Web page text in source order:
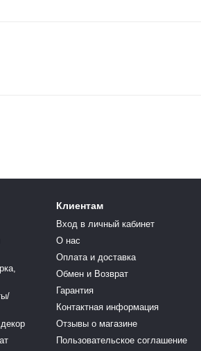
Клиентам
Вход в личный кабинет
О нас
Оплата и доставка
Обмен и Возврат
Гарантия
Контактная информация
Отзывы о магазине
Пользовательское соглашение